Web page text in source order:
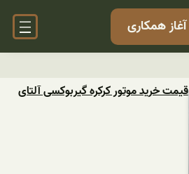
آغاز همکاری
قیمت خرید موتور کرکره گیربوکسی آلتای